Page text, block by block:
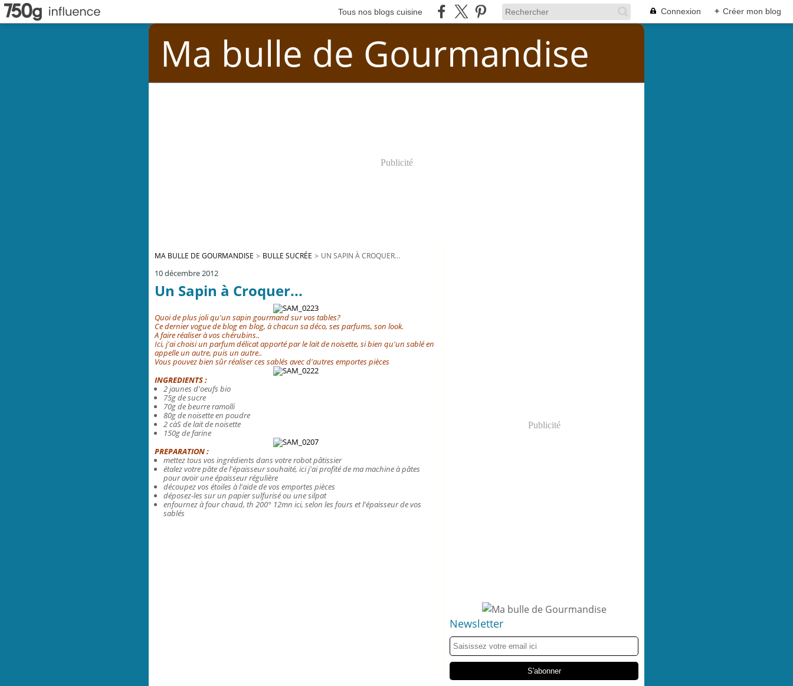
Tous nos blogs cuisine Connexion + Créer mon blog
Ma bulle de Gourmandise
Publicité
MA BULLE DE GOURMANDISE > BULLE SUCRÉE > UN SAPIN À CROQUER...
10 décembre 2012
Un Sapin à Croquer...
Quoi de plus joli qu'un sapin gourmand sur vos tables?
Ce dernier vogue de blog en blog, à chacun sa déco, ses parfums, son look.
A faire réaliser à vos chérubins..
Ici, j'ai choisi un parfum délicat apporté parle lait de noisette, si bien qu'un sablé en
appelle un autre, puis un autre..
Vous pouvez bien sûr réaliser ces sablés avec d'autres emportes pièces
INGREDIENTS :
2 jaunes d'oeufs bio
75g de sucre
70g de beurre ramolli
80g de noisette en poudre
2 càS de lait de noisette
150g de farine
PREPARATION :
mettez tous vos ingrédients dans votre robot pâtissier
étalez votre pâte de l'épaisseur souhaité, ici j'ai profité de ma machine à pâtes
pour avoir une épaisseur régulière
découpez vos étoiles à l'aide de vos emportes pièces
déposez-les sur un papier sulfurisé ou une silpat
enfournez à four chaud, th 200° 12mn ici, selon les fours et l'épaisseur de vos
sablés
Publicité
Newsletter